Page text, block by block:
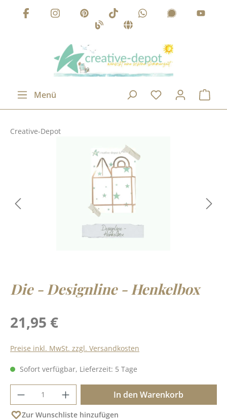
Zum Hauptinhalt springen
Menü
Creative-Depot
Die - Designline - Henkelbox
Regulärer Preis:
21,95 €
Preise inkl. MwSt. zzgl. Versandkosten
Sofort verfügbar, Lieferzeit: 5 Tage
Produkt Anzahl: Gib den gewünschten
In den Warenkorb
Zur Wunschliste hinzufügen